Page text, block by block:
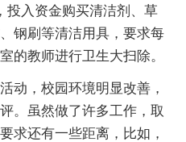
入资金购买清洁剂、草
钢刷等清洁用具，要求每
的教师进行卫生大扫除。
，校园环境明显改善，
。虽然做了许多工作，取
求还有一些距离，比如，